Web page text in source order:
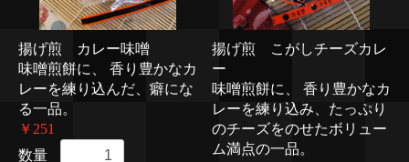
揚げ煎 カレー味噌
味噌煎餅に、 香り豊かなカ
レーを練り込んだ、癖にな
る一品。
￥251
数量
揚げ煎 こがしチーズカレ
ー
味噌煎餅に、 香り豊かなカ
レーを練り込み、たっぷり
のチーズをのせたボリュー
ム満点の一品。